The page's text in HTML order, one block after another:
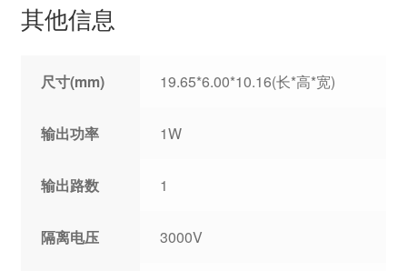
其他信息
尺寸(mm) 19.65*6.00*10.16(长*高*宽)
输出功率 1W
输出路数 1
隔离电压 3000V